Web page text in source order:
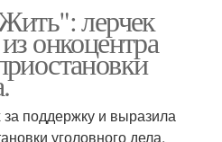
лерчек
онкоцентра
поддержку и выразила
уголовного дела,